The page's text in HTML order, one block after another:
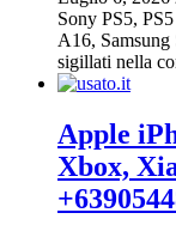
Sony PS5,
A16,
sigillati nella
Apple
Xbox,